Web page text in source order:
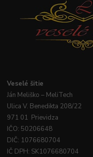
Veselé šitie
Ján Meliško – MeliTech
Ulica V. Benedikta 208/22
971 01 Prievidza
IČO: 50206648
DIČ: 1076680704
IČ DPH: SK1076680704